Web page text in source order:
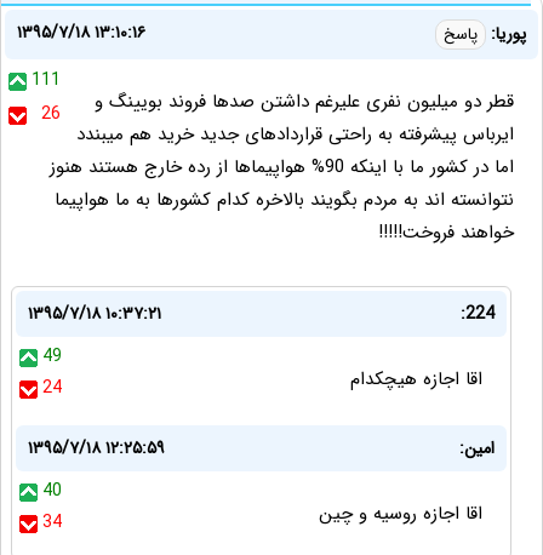
پوریا: پاسخ
۱۳۹۵/۷/۱۸ ۱۳:۱۰:۱۶
111
26
قطر دو میلیون نفری علیرغم داشتن صدها فروند بویینگ و
ایرباس پیشرفته به راحتی قراردادهای جدید خرید هم میبندد
اما در کشور ما با اینکه 90% هواپیماها از رده خارج هستند هنوز
نتوانسته اند به مردم بگویند بالاخره کدام کشورها به ما هواپیما
خواهند فروخت!!!!!
224:
۱۳۹۵/۷/۱۸ ۱۰:۳۷:۲۱
49
24
اقا اجازه هیچکدام
امین:
۱۳۹۵/۷/۱۸ ۱۲:۲۵:۵۹
40
34
اقا اجازه روسیه و چین